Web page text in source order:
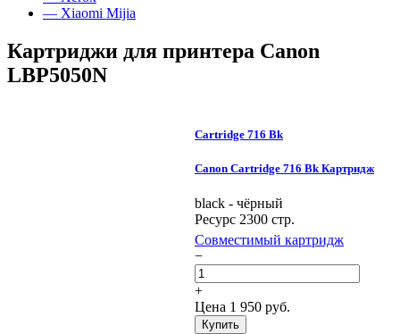
— Xiaomi Mijia
Картриджи для принтера Canon
LBP5050N
Cartridge 716 Bk
Canon Cartridge 716 Bk Картридж
black - чёрный
Ресурс 2300 стр.
Совместимый картридж
−
+
Цена 1 950 руб.
Купить